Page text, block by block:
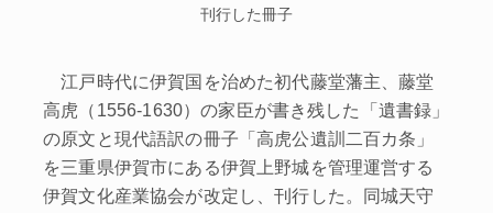
刊行した冊子
江戸時代に伊賀国を治めた初代藤堂藩主、藤堂
高虎（1556‐1630）の家臣が書き残した「遺書録」
の原文と現代語訳の冊子「高虎公遺訓二百カ条」
を三重県伊賀市にある伊賀上野城を管理運営する
伊賀文化産業協会が改定し、刊行した。同城天守